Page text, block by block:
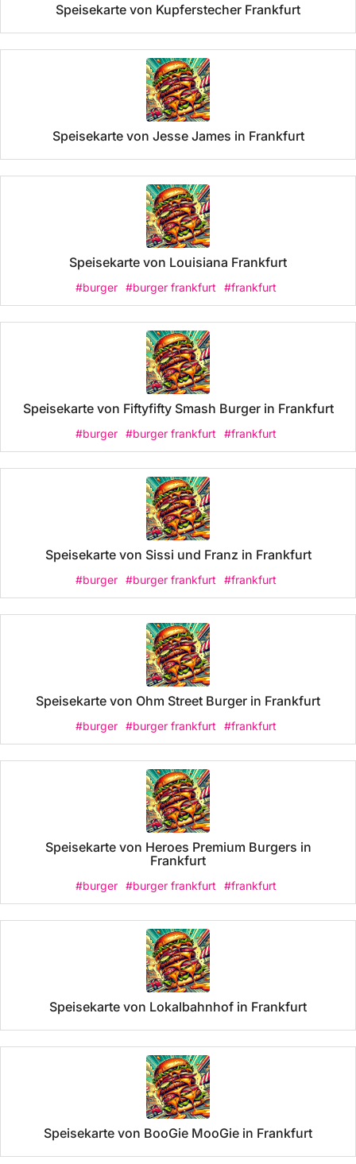
Speisekarte von Kupferstecher Frankfurt
Speisekarte von Jesse James in Frankfurt
Speisekarte von Louisiana Frankfurt
#burger #burger frankfurt #frankfurt
Speisekarte von Fiftyfifty Smash Burger in Frankfurt
#burger #burger frankfurt #frankfurt
Speisekarte von Sissi und Franz in Frankfurt
#burger #burger frankfurt #frankfurt
Speisekarte von Ohm Street Burger in Frankfurt
#burger #burger frankfurt #frankfurt
Speisekarte von Heroes Premium Burgers in
Frankfurt
#burger #burger frankfurt #frankfurt
Speisekarte von Lokalbahnhof in Frankfurt
Speisekarte von BooGie MooGie in Frankfurt